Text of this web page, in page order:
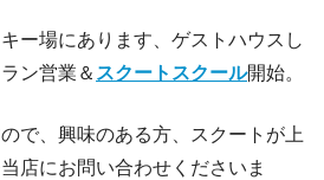
ー場にあります、ゲストハウスし
ン営業＆ スクートスクール開始。
で、興味のある方、スクートが上
店にお問い合わせくださいま